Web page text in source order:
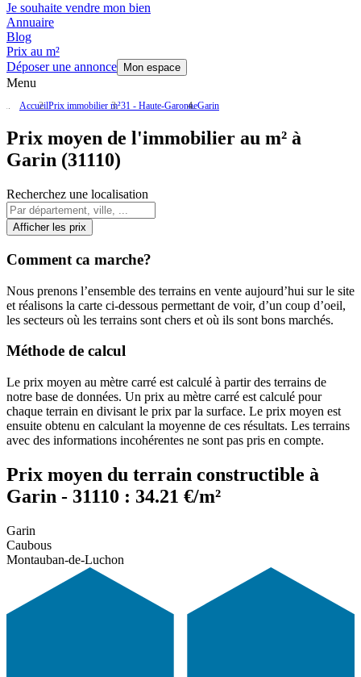
Je souhaite vendre mon bien
Annuaire
Blog
Prix au m²
Déposer une annonce
Mon espace
Menu
AccueilPrix immobilier m²31 - Haute-GaronneGarin
Prix moyen de l'immobilier au m² à
Garin (31110)
Recherchez une localisation
Afficher les prix
Comment ca marche?
Nous prenons l’ensemble des terrains en vente aujourd’hui sur le site
et réalisons la carte ci-dessous permettant de voir, d’un coup d’oeil,
les secteurs où les terrains sont chers et où ils sont bons marchés.
Méthode de calcul
Le prix moyen au mètre carré est calculé à partir des terrains de
notre base de données. Un prix au mètre carré est calculé pour
chaque terrain en divisant le prix par la surface. Le prix moyen est
ensuite obtenu en calculant la moyenne de ces résultats. Les terrains
avec des informations incohérentes ne sont pas pris en compte.
Prix moyen du terrain constructible à
Garin - 31110 : 34.21 €/m²
Garin
Caubous
Montauban-de-Luchon